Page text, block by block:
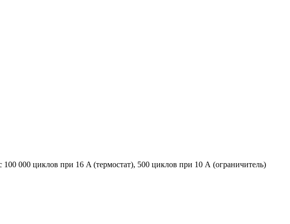
000 циклов при 16 A (термостат), 500 циклов при 10 А (ограничитель)